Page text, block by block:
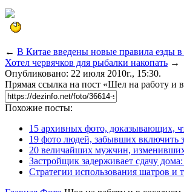
← В Китае введены новые правила езды
Хотел червячков для рыбалки накопать →
Опубликовано: 22 июля 2010г., 15:30.
Прямая ссылка на пост «Шел на работу и
Похожие посты:
15 архивных фото, доказывающих,
19 фото людей, забывших включить
20 величайших мужчин,
Застройщик задерживает сдачу
Стратегии использования шатров и